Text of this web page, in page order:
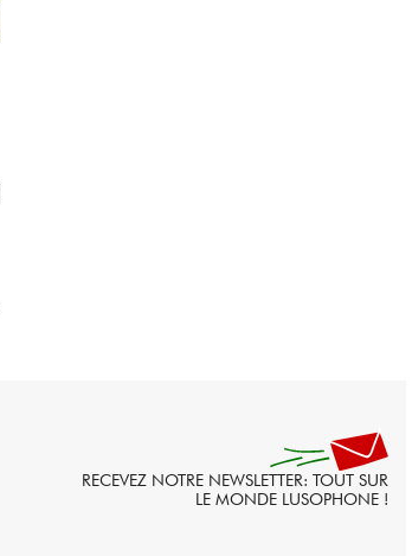
RECEVEZ NOTRE NEWSLETTER: TOUT SUR
LE MONDE LUSOPHONE !